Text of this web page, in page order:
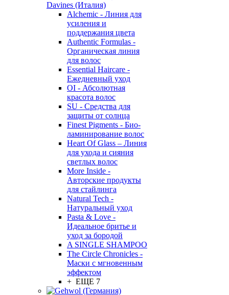
Davines (Италия)
Alchemic - Линия для
усиления и
поддержания цвета
Authentic Formulas -
Органическая линия
для волос
Essential Haircare -
Eжедневный уход
OI - Абсолютная
красота волос
SU - Средства для
защиты от солнца
Finest Pigments - Био-
ламинирование волос
Heart Of Glass – Линия
для ухода и сияния
светлых волос
More Inside -
Авторские продукты
для стайлинга
Natural Tech -
Натуральный уход
Pasta & Love -
Идеальное бритье и
уход за бородой
A SINGLE SHAMPOO
The Circle Chronicles -
Маски с мгновенным
эффектом
+ ЕЩЕ 7